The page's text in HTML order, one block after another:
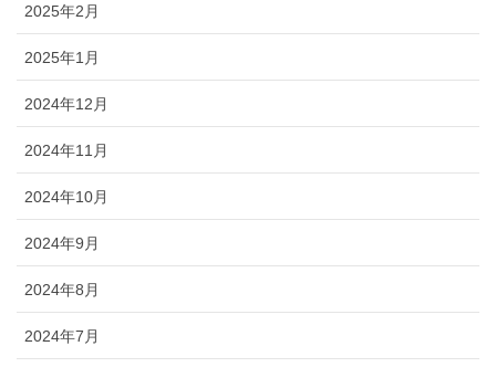
2025年2月
2025年1月
2024年12月
2024年11月
2024年10月
2024年9月
2024年8月
2024年7月